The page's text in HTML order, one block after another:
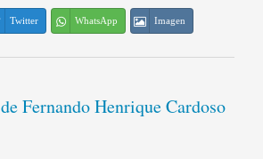
Twitter WhatsApp Imagen
Fernando Henrique Cardoso